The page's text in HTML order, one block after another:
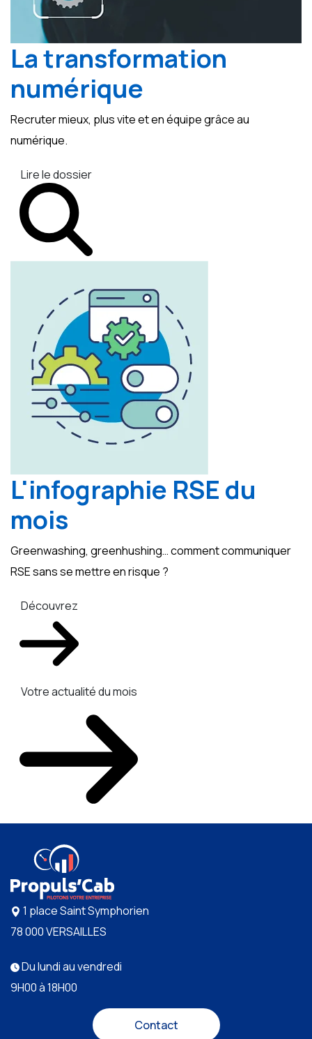
La transformation
numérique
Recruter mieux, plus vite et en équipe grâce au
numérique.
Lire le dossier
L'infographie RSE du
mois
Greenwashing, greenhushing… comment communiquer
RSE sans se mettre en risque ?
Découvrez
Votre actualité du mois
1 place Saint Symphorien
78 000 VERSAILLES
Du lundi au vendredi
9H00 à 18H00
Contact